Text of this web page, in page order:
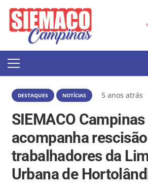
DESTAQUES NOTÍCIAS 5 anos atrás
SIEMACO Campinas
acompanha
trabalhadores da
Urbana de